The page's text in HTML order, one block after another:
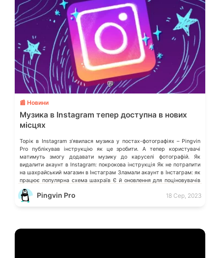
💬
📰 Новини
Музика в Instagram тепер доступна в нових
місцях
Торік в Instagram зʼявилася музика у постах-фотографіях – Pingvin
Pro публікував інструкцію як це зробити. А тепер користувачі
матимуть змогу додавати музику до каруселі фотографій. Як
видалити акаунт в Instagram: покрокова інструкція Як не потрапити
на шахрайський магазин в Інстаграм Зламали акаунт в Інстаграм: як
працює популярна схема шахраїв Є й оновлення для поціновувачів
Reels. […]
Pingvin Pro 18 Сер, 2023